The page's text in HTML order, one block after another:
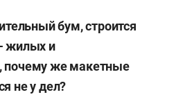
бум, строится
жилых и
почему же макетные
не у дел?